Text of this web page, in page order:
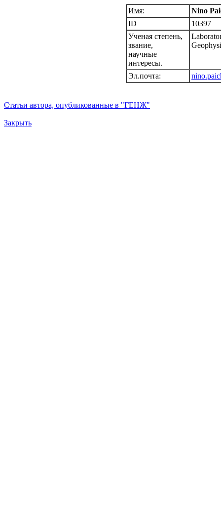
Имя:
Nino
ID
10397
Ученая степень,
звание,
научные
интересы.
Эл.почта:
Статьи автора, опубликованные в "ГЕНЖ"
Закрыть